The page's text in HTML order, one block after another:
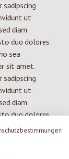
ut
diam
duo dolores
sea
sit amet.
ut
diam
duo dolores
sea